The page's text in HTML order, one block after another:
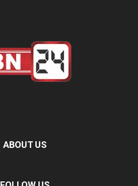
ABOUT US